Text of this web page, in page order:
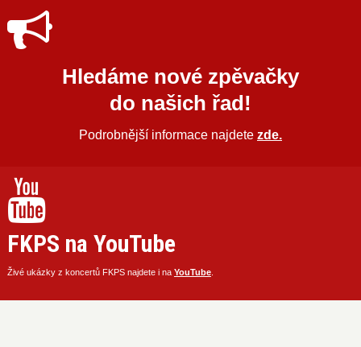
Hledáme nové zpěvačky
do našich řad!
Podrobnější informace najdete zde.
FKPS na YouTube
Živé ukázky z koncertů FKPS najdete i na YouTube.